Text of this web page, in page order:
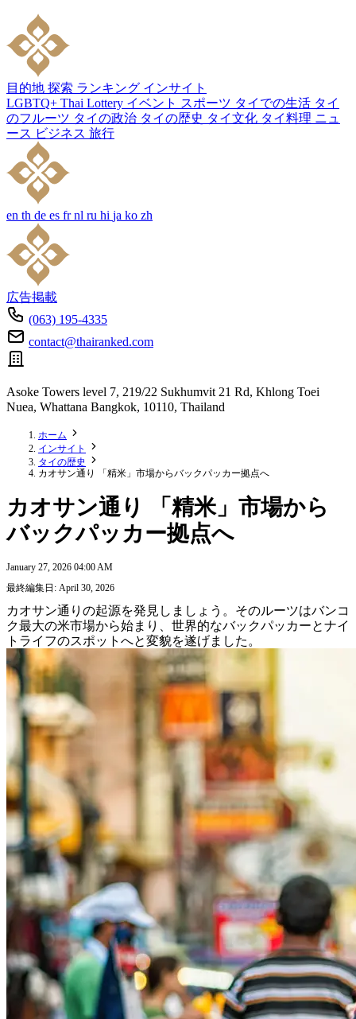
目的地 探索 ランキング インサイト
LGBTQ+ Thai Lottery イベント スポーツ タイでの生活 タイ
のフルーツ タイの政治 タイの歴史 タイ文化 タイ料理 ニュ
ース ビジネス 旅行
en th de es fr nl ru hi ja ko zh
広告掲載
(063) 195-4335
contact@thairanked.com
Asoke Towers level 7, 219/22 Sukhumvit 21 Rd, Khlong Toei
Nuea, Whattana Bangkok, 10110, Thailand
ホーム
インサイト
タイの歴史
カオサン通り 「精米」市場からバックパッカー拠点へ
カオサン通り 「精米」市場から
バックパッカー拠点へ
January 27, 2026 04:00 AM
最終編集日: April 30, 2026
カオサン通りの起源を発見しましょう。そのルーツはバンコ
ク最大の米市場から始まり、世界的なバックパッカーとナイ
トライフのスポットへと変貌を遂げました。